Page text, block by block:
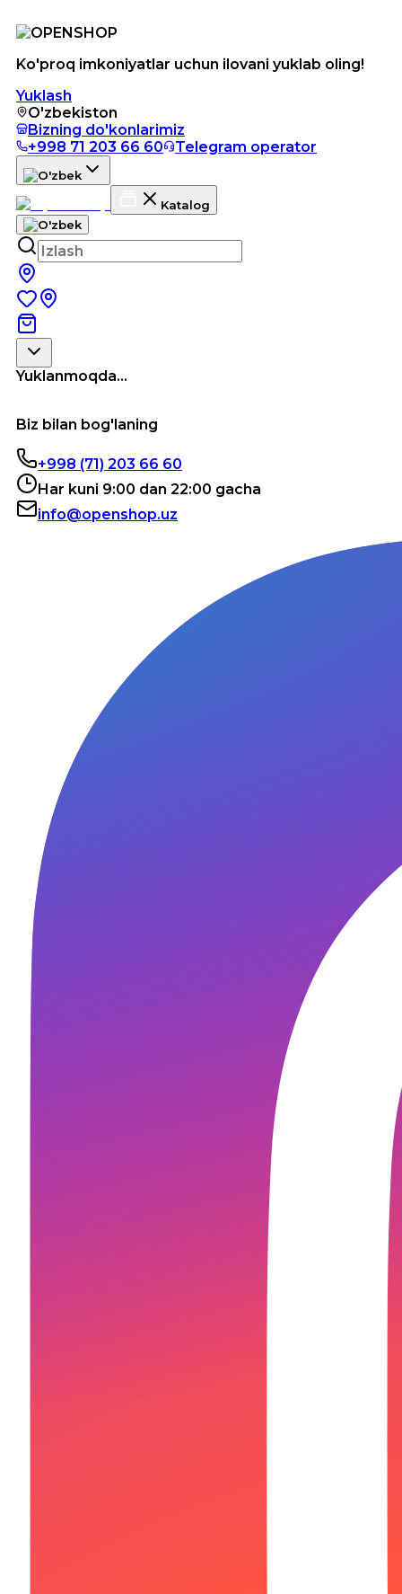
Ko'proq imkoniyatlar uchun ilovani yuklab oling!
Yuklash
O'zbekiston
Bizning do'konlarimiz
+998 71 203 66 60
Telegram operator
Katalog
Yuklanmoqda...
Biz bilan bog'laning
+998 (71) 203 66 60
Har kuni 9:00 dan 22:00 gacha
info@openshop.uz